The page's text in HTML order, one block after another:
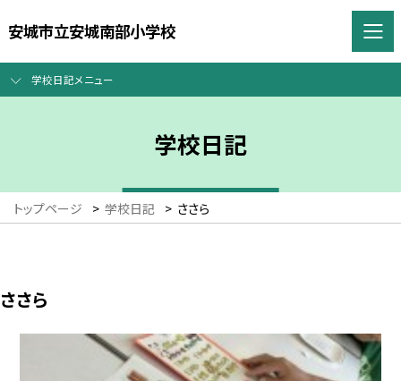
安城市立安城南部小学校
学校日記メニュー
学校日記
トップページ > 学校日記 > ささら
ささら